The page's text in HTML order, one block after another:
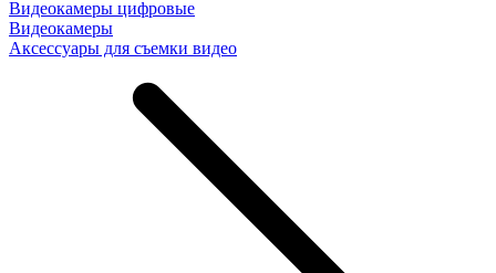
Видеокамеры цифровые
Видеокамеры
Аксессуары для съемки видео